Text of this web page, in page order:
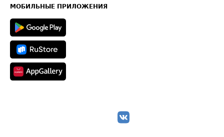
Техническая информация
МОБИЛЬНЫЕ ПРИЛОЖЕНИЯ